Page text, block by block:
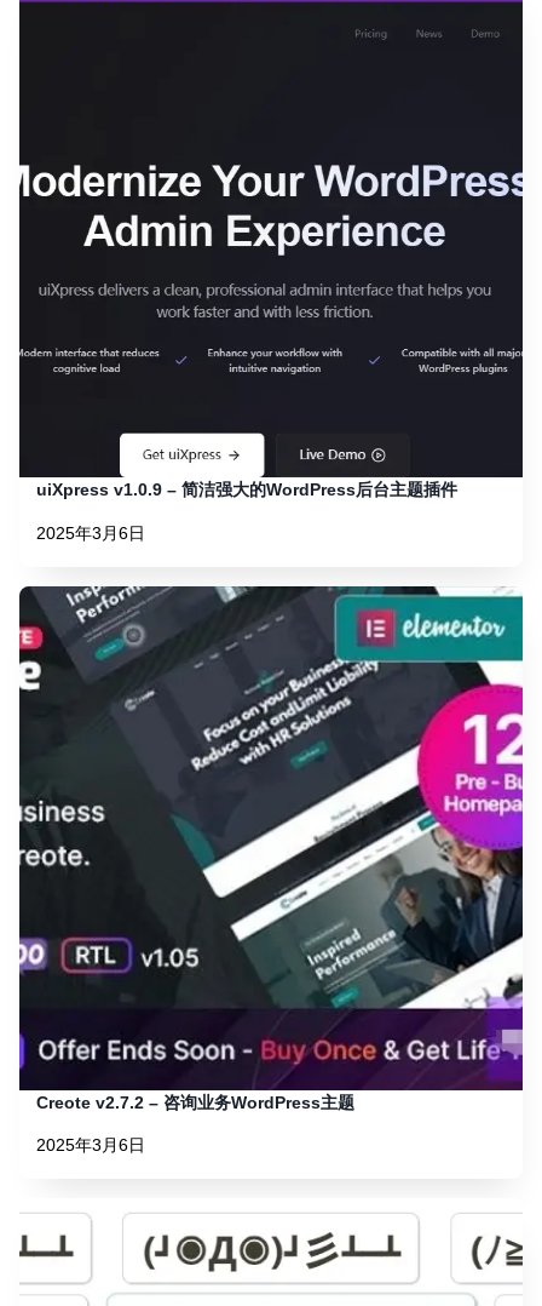
uiXpress v1.0.9 – 简洁强大的WordPress后台主题插件
2025年3月6日
Creote v2.7.2 – 咨询业务WordPress主题
2025年3月6日